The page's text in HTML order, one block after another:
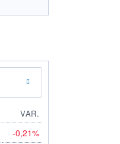
VAR.
-0,21%